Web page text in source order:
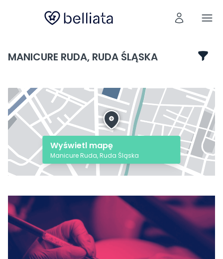
MANICURE RUDA, RUDA ŚLĄSKA
Wyświetl mapę
Manicure Ruda, Ruda Śląska